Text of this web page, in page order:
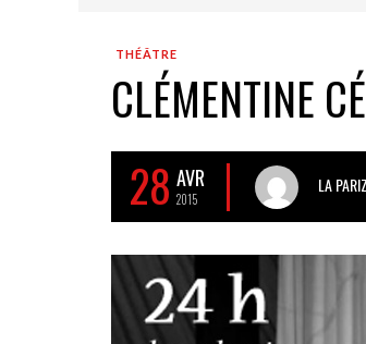
THÉÂTRE
CLÉMENTINE
28 AVR
2015
LA